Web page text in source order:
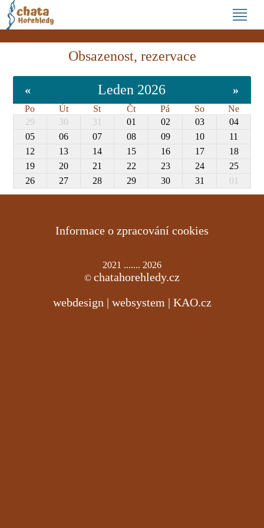
Obsazenost, rezervace
« Leden 2026 »
Po Út St Čt Pá So
Ne
29
30 31 01 02 03
04
05
06 07 08 09 10
11
12
13 14 15 16 17
18
19
20 21 22 23 24
25
26
27 28 29 30 31 01
Informace o zpracování cookies
2021 ....... 2026
© chatahorehledy.cz
webdesign | websystem | KAO.cz